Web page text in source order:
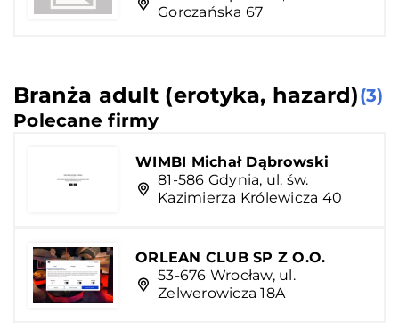
Gorczańska 67
Branża adult (erotyka, hazard)(3)
Polecane firmy
WIMBI Michał Dąbrowski
81-586 Gdynia, ul. św.
Kazimierza Królewicza 40
ORLEAN CLUB SP Z O.O.
53-676 Wrocław, ul.
Zelwerowicza 18A